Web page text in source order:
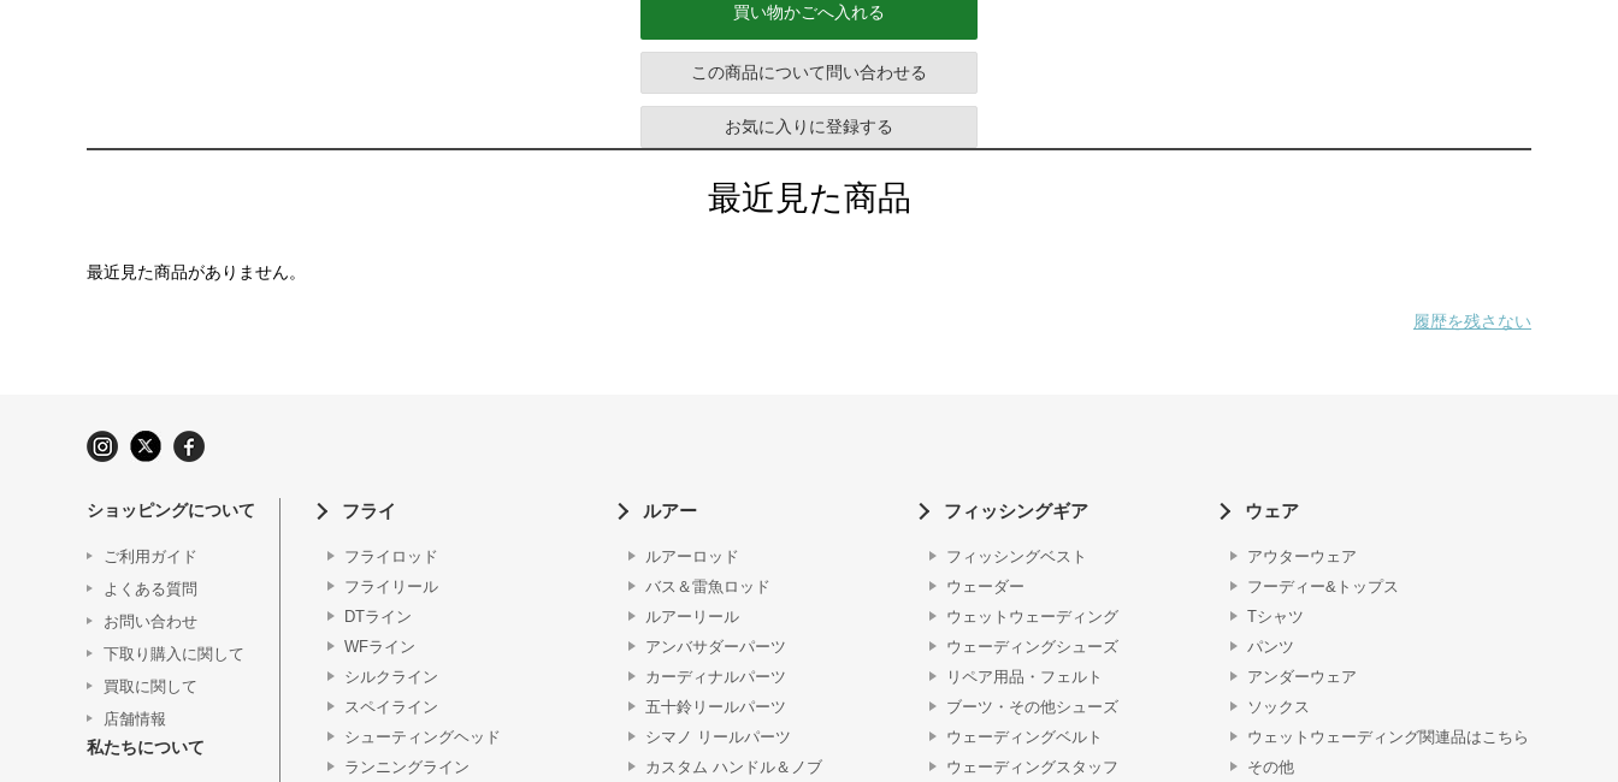
買い物かごへ入れる
この商品について問い合わせる
お気に入りに登録する
最近見た商品
最近見た商品がありません。
履歴を残さない
ショッピングについて
ご利用ガイド
よくある質問
お問い合わせ
下取り購入に関して
買取に関して
店舗情報
私たちについて
フライ
フライロッド
フライリール
DTライン
WFライン
シルクライン
スペイライン
シューティングヘッド
ランニングライン
ルアー
ルアーロッド
バス＆雷魚ロッド
ルアーリール
アンバサダーパーツ
カーディナルパーツ
五十鈴リールパーツ
シマノ リールパーツ
カスタム ハンドル＆ノブ
フィッシングギア
フィッシングベスト
ウェーダー
ウェットウェーディング
ウェーディングシューズ
リペア用品・フェルト
ブーツ・その他シューズ
ウェーディングベルト
ウェーディングスタッフ
ウェア
アウターウェア
フーディー&トップス
Tシャツ
パンツ
アンダーウェア
ソックス
ウェットウェーディング関連品はこちら
その他